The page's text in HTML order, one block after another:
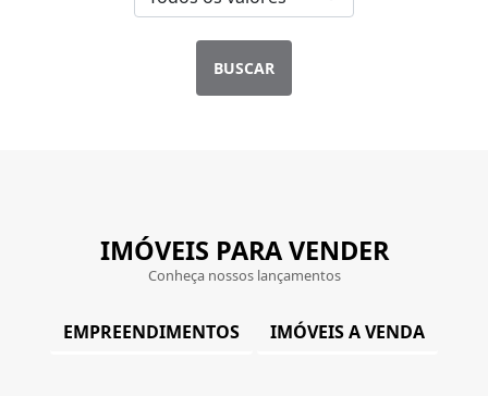
BUSCAR
IMÓVEIS PARA VENDER
Conheça nossos lançamentos
EMPREENDIMENTOS IMÓVEIS A VENDA